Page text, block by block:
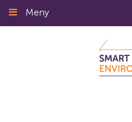
Gå
till
Meny